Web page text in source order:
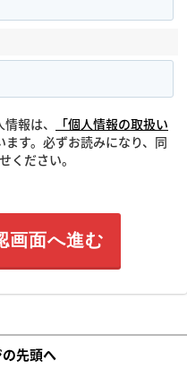
報は、
「個人情報の取扱い
す。必ずお読みになり、同
ください。
画面へ進む
先頭へ